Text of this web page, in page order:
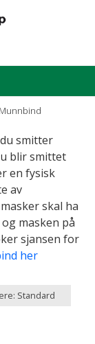
Munnbind
smitter
blir smittet
en fysisk
av
skal ha
masken på
sjansen for
her